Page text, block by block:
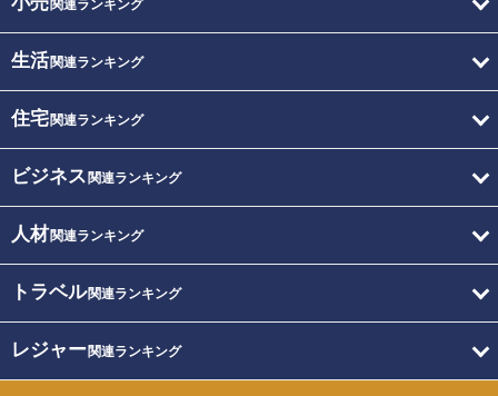
関連ランキング
生活関連ランキング
住宅関連ランキング
ビジネス 関連ランキング
人材関連ランキング
トラベル関連ランキング
レジャー関連ランキング